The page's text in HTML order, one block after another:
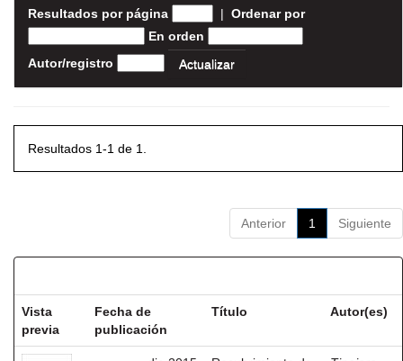
Resultados por página | Ordenar por
En orden
Autor/registro
Resultados 1-1 de 1.
Anterior 1 Siguiente
Vista
previa
Fecha de
publicación
Título Autor(es)